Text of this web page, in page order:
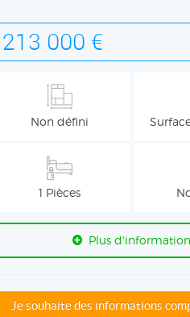
213 000 €
Non défini
1 Pièces
Plus
Je souhaite des informations